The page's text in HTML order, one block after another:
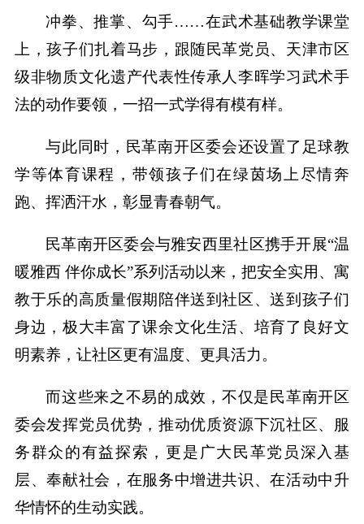
冲拳、推掌、勾手……在武术基础教学课堂
上，孩子们扎着马步，跟随民革党员、天津市区
级非物质文化遗产代表性传承人李晖学习武术手
法的动作要领，一招一式学得有模有样。
与此同时，民革南开区委会还设置了足球教
学等体育课程，带领孩子们在绿茵场上尽情奔
跑、挥洒汗水，彰显青春朝气。
民革南开区委会与雅安西里社区携手开展“温
暖雅西 伴你成长”系列活动以来，把安全实用、寓
教于乐的高质量假期陪伴送到社区、送到孩子们
身边，极大丰富了课余文化生活、培育了良好文
明素养，让社区更有温度、更具活力。
而这些来之不易的成效，不仅是民革南开区
委会发挥党员优势，推动优质资源下沉社区、服
务群众的有益探索，更是广大民革党员深入基
层、奉献社会，在服务中增进共识、在活动中升
华情怀的生动实践。